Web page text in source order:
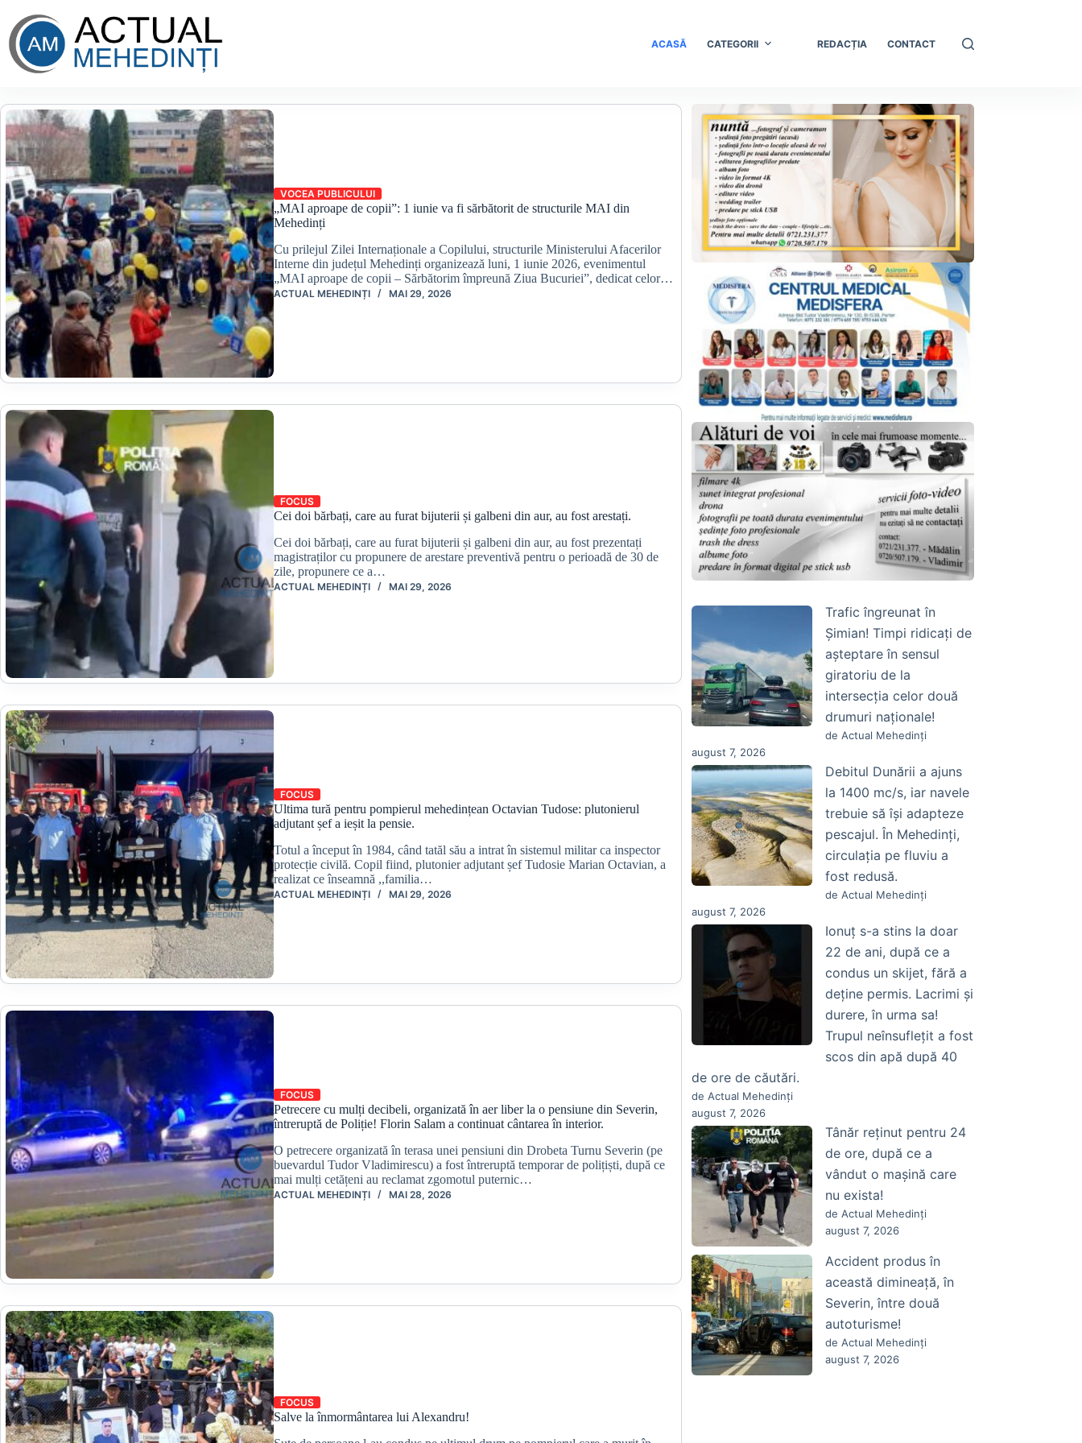
conținut
ACASĂ CATEGORII REDACȚIA CONTACT
VOCEA PUBLICULUI
„MAI aproape de copii”: 1 iunie va fi sărbătorit de structurile MAI din
Mehedinți
Cu prilejul Zilei Internaționale a Copilului, structurile Ministerului Afacerilor
Interne din județul Mehedinți organizează luni, 1 iunie 2026, evenimentul
„MAI aproape de copii – Sărbătorim împreună Ziua Bucuriei”, dedicat celor…
ACTUAL MEHEDINȚI MAI 29, 2026
FOCUS
Cei doi bărbați, care au furat bijuterii și galbeni din aur, au fost arestați.
Cei doi bărbați, care au furat bijuterii și galbeni din aur, au fost prezentați
magistraților cu propunere de arestare preventivă pentru o perioadă de 30 de
zile, propunere ce a…
ACTUAL MEHEDINȚI MAI 29, 2026
FOCUS
Ultima tură pentru pompierul mehedințean Octavian Tudose: plutonierul
adjutant șef a ieșit la pensie.
Totul a început în 1984, când tatăl său a intrat în sistemul militar ca inspector
protecție civilă. Copil fiind, plutonier adjutant șef Tudosie Marian Octavian, a
realizat ce înseamnă ,,familia…
ACTUAL MEHEDINȚI MAI 29, 2026
FOCUS
Petrecere cu mulți decibeli, organizată în aer liber la o pensiune din Severin,
întreruptă de Poliție! Florin Salam a continuat cântarea în interior.
O petrecere organizată în terasa unei pensiuni din Drobeta Turnu Severin (pe
buevardul Tudor Vladimirescu) a fost întreruptă temporar de polițiști, după ce
mai mulți cetățeni au reclamat zgomotul puternic…
ACTUAL MEHEDINȚI MAI 28, 2026
FOCUS
Salve la înmormântarea lui Alexandru!
Trafic îngreunat în
Șimian! Timpi ridicați de
așteptare în sensul
giratoriu de la
intersecția celor două
drumuri naționale!
de Actual Mehedinți
august 7, 2026
Debitul Dunării a ajuns
la 1400 mc/s, iar navele
trebuie să își adapteze
pescajul. În Mehedinți,
circulația pe fluviu a
fost redusă.
de Actual Mehedinți
august 7, 2026
Ionuț s-a stins la doar
22 de ani, după ce a
condus un skijet, fără a
deține permis. Lacrimi și
durere, în urma sa!
Trupul neînsuflețit a fost
scos din apă după 40
de ore de căutări.
de Actual Mehedinți
august 7, 2026
Tânăr reținut pentru 24
de ore, după ce a
vândut o mașină care
nu exista!
de Actual Mehedinți
august 7, 2026
Accident produs în
această dimineață, în
Severin, între două
autoturisme!
de Actual Mehedinți
august 7, 2026